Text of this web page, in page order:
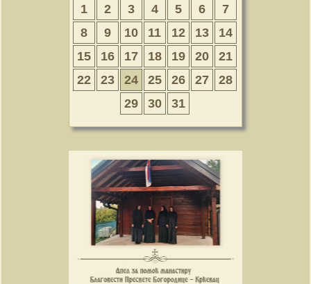
1 2 3 4 5 6
7
8
9 10 11 12 13
14
15
16 17 18 19 20
21
22
23 24 25 26 27
28
29
30 31